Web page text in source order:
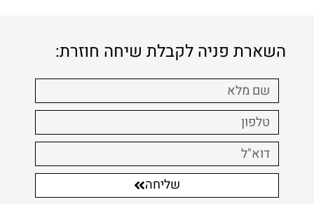
השארת פניה לקבלת שיחה חוזרת:
שליחה